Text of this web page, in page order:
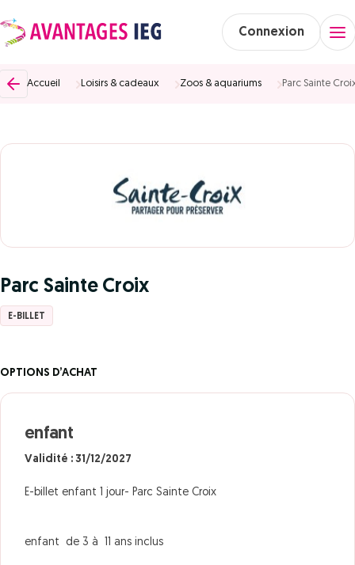
Connexion
Accueil Loisirs & cadeaux Zoos & aquariums Parc Sainte
Parc Sainte Croix
E-BILLET
OPTIONS D’ACHAT
enfant
Validité : 31/12/2027
E-billet enfant 1 jour- Parc Sainte Croix
enfant de 3 à 11 ans inclus